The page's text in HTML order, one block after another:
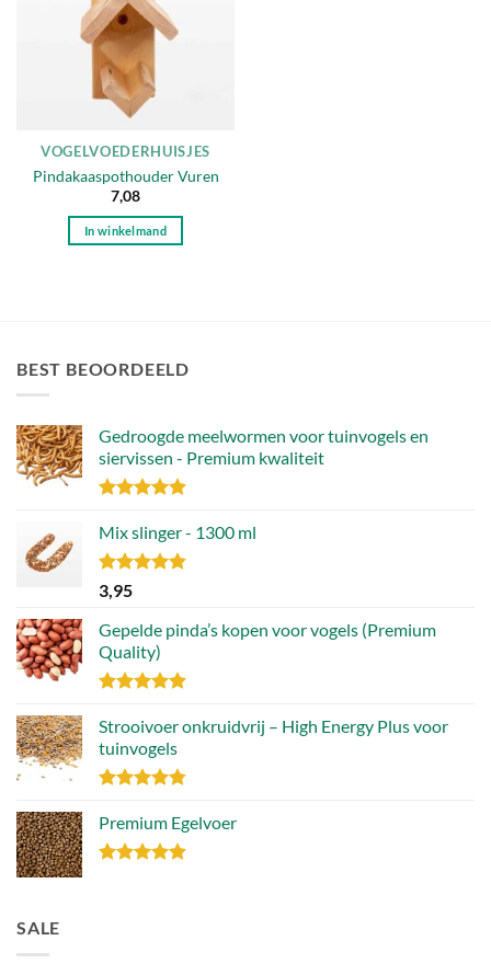
VOGELVOEDERHUISJES
Pindakaaspothouder Vuren
7,08
In winkelmand
BEST BEOORDEELD
Gedroogde meelwormen voor tuinvogels en
siervissen - Premium kwaliteit
4.88uit 5
Mix slinger - 1300 ml
Gewaardeerd
4.79
3,95
Gepelde pinda’s kopen voor vogels (Premium
Quality)
4.89uit 5
Strooivoer onkruidvrij – High Energy Plus voor
tuinvogels
4.77uit 5
Premium Egelvoer
SALE